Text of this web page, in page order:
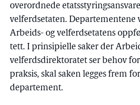
overordnede
velferdsetaten. Departementene
Arbeids- og velferdsetatens
tett. I prinsipielle saker der
velferdsdirektoratet ser behov for
praksis, skal saken legges frem
departement.